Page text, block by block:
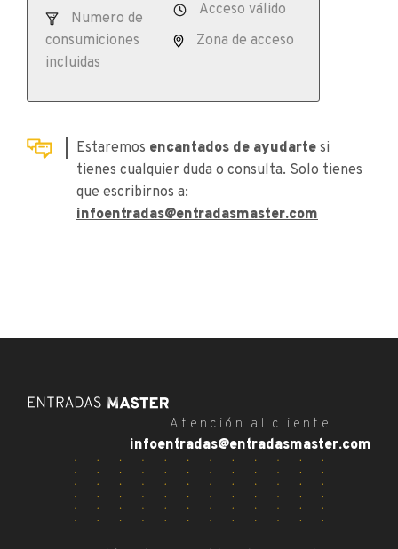
Numero de
consumiciones
incluidas
Acceso válido
Zona de acceso
Estaremos encantados de ayudarte si
tienes cualquier duda o consulta. Solo tienes
que escribirnos a:
infoentradas@entradasmaster.com
Atención al cliente
infoentradas@entradasmaster.com